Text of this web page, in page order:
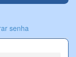
senha